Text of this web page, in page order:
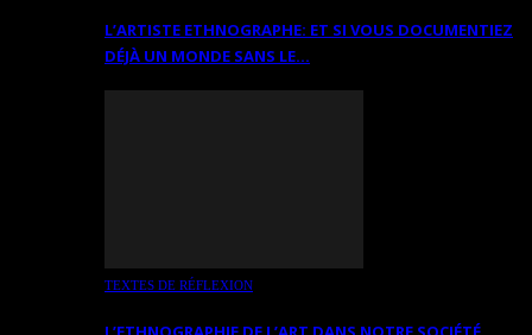
L’ARTISTE ETHNOGRAPHE: ET SI VOUS DOCUMENTIEZ
DÉJÀ UN MONDE SANS LE…
TEXTES DE RÉFLEXION